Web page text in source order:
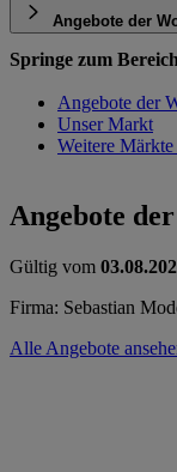
Angebote der
Springe zum Bereich
Angebote der
Unser Markt
Weitere
Angebote
Gültig vom
Firma: Sebastian
Alle Angebote